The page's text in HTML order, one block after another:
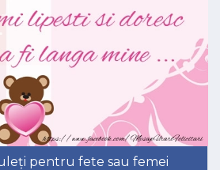
pentru fete sau femei